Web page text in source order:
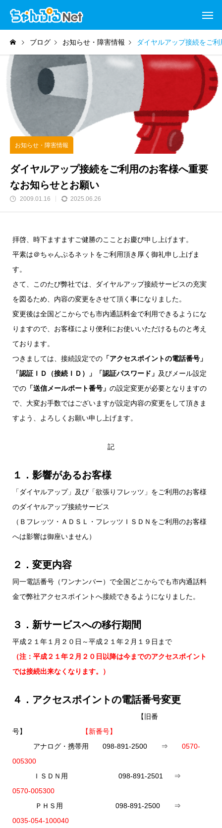
ブログ お知らせ・障害情報 ダイヤルアップ接続をご
お知らせ・障害情報
ダイヤルアップ接続をご利用のお客様へ重要
なお知らせとお願い
2009.01.16 2025.06.26
拝啓、時下ますますご健勝のこことお慶び申し上げます。
平素は＠ちゃんぷるネットをご利用頂き厚く御礼申し上げま
す。
さて、このたび弊社では、ダイヤルアップ接続サービスの充実
を図るため、内容の変更をさせて頂く事になりました。
変更後は全国どこからでも市内通話料金で利用できるようにな
りますので、お客様により便利にお使いいただけるものと考え
ております。
つきましては、接続設定での 「アクセスポイントの電話番号」
「認証ＩＤ（接続ＩＤ）」「認証パスワード」 及びメール設定
での 「送信メールポート番号」 の設定変更が必要となりますの
で、大変お手数ではございますが設定内容の変更をして頂きま
すよう、よろしくお願い申し上げます。
記
１．影響があるお客様
「ダイヤルアップ」及び「欲張りフレッツ」をご利用のお客様
のダイヤルアップ接続サービス
（Ｂフレッツ・ＡＤＳＬ・フレッツＩＳＤＮをご利用のお客様
へは影響は御座いません）
２．変更内容
同一電話番号（ワンナンバー）で全国どこからでも市内通話料
金で弊社アクセスポイントへ接続できるようになりました。
３．新サービスへの移行期間
平成２１年１月２０日～平成２１年２月１９日まで
（注：平成２１年２月２０日以降は今までのアクセスポイント
では接続出来なくなります。）
４．アクセスポイントの電話番号変更
【旧番
号】
【新番号】
アナログ・携帯用 098-891-2500 ⇒ 0570-
005300
ＩＳＤＮ用 098-891-2501 ⇒
0570-005300
ＰＨＳ用 098-891-2500 ⇒
0035-054-100040